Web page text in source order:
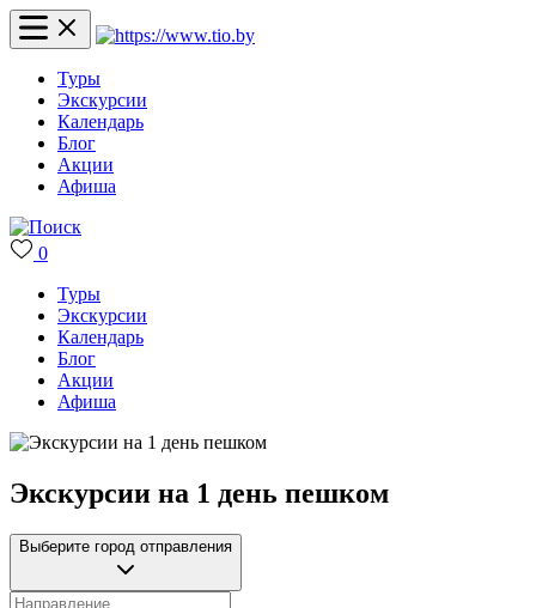
Туры
Экскурсии
Календарь
Блог
Акции
Афиша
0
Туры
Экскурсии
Календарь
Блог
Акции
Афиша
Экскурсии на 1 день пешком
Выберите город отправления